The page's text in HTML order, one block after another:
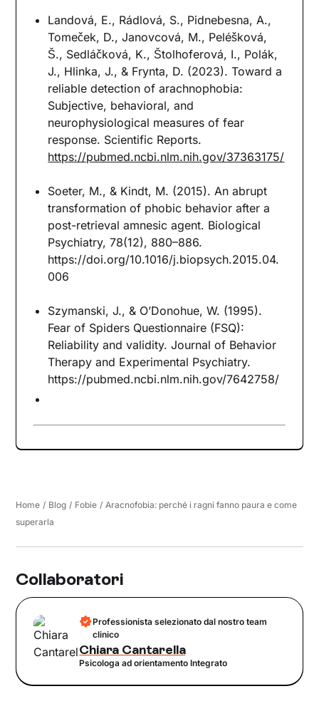
Landová, E., Rádlová, S., Pidnebesna, A.,
Tomeček, D., Janovcová, M., Peléšková,
Š., Sedláčková, K., Štolhoferová, I., Polák,
J., Hlinka, J., & Frynta, D. (2023). Toward a
reliable detection of arachnophobia:
Subjective, behavioral, and
neurophysiological measures of fear
response. Scientific Reports.
https://pubmed.ncbi.nlm.nih.gov/37363175/
Soeter, M., & Kindt, M. (2015). An abrupt
transformation of phobic behavior after a
post-retrieval amnesic agent. Biological
Psychiatry, 78(12), 880–886.
https://doi.org/10.1016/j.biopsych.2015.04.
006
Szymanski, J., & O’Donohue, W. (1995).
Fear of Spiders Questionnaire (FSQ):
Reliability and validity. Journal of Behavior
Therapy and Experimental Psychiatry.
https://pubmed.ncbi.nlm.nih.gov/7642758/
Home / Blog / Fobie / Aracnofobia: perché i ragni fanno paura e come
superarla
Collaboratori
Professionista selezionato dal nostro team
clinico
Chiara Cantarella
Psicologa ad orientamento Integrato